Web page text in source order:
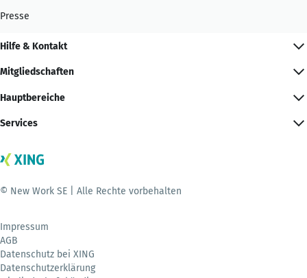
Presse
Hilfe & Kontakt
Mitgliedschaften
Hauptbereiche
Services
© New Work SE | Alle Rechte vorbehalten
Impressum
AGB
Datenschutz bei XING
Datenschutzerklärung